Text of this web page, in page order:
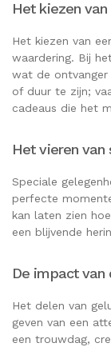
Het kiezen
Het kiezen van
waardering. Bij
wat de
of duur te zijn;
cadeaus die het
Het vieren
Speciale
perfecte
kan laten zien
een blijvende
De impact van
Het delen van
geven van een
een trouwdag,